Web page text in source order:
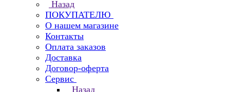
Назад
ПОКУПАТЕЛЮ
О нашем магазине
Контакты
Оплата заказов
Доставка
Договор-оферта
Сервис
Назад